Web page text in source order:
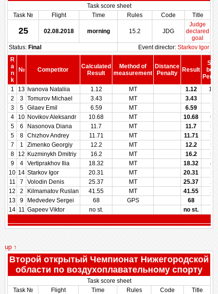
Task score sheet
Task №
Flight Time Rules Code Title
25 02.08.2018 morning 15.2 JDG
Judge
declared
goal
Status: Final Event director: Starkov Igor
R
a
n
k
№ Competitor
Calculated
Result
Method of
measurement
Distance
Penalty
Result
1
13 Ivanova Nataliia 1.12 MT 1.12
2
3 Tomurov Michael 3.43 MT 3.43
3
5 Gilaev Emil 6.59 MT 6.59
4
10 Novikov Aleksandr 10.68 MT 10.68
5
6 Nasonova Diana 11.7 MT 11.7
5
8 Chizhov Andrey 11.71 MT 11.71
7
1 Zimenko Georgiy 12.2 MT 12.2
8
12 Kuzminykh Dmitriy 16.2 MT 16.2
9
4 Vertiprakhov Ilia 18.32 MT 18.32
10 14 Starkov Igor 20.31 MT 20.31
11
7 Volodin Denis 25.37 MT 25.37
12
2 Kilmamatov Ruslan 41.55 MT 41.55
13
9 Medvedev Sergei 68 GPS 68
14 11 Gapeev Viktor no st. no st.
up ↑
Второй открытый Чемпионат Нижегородской
области по воздухоплавательному спорту
Task score sheet
Task №
Flight Time Rules Code Title